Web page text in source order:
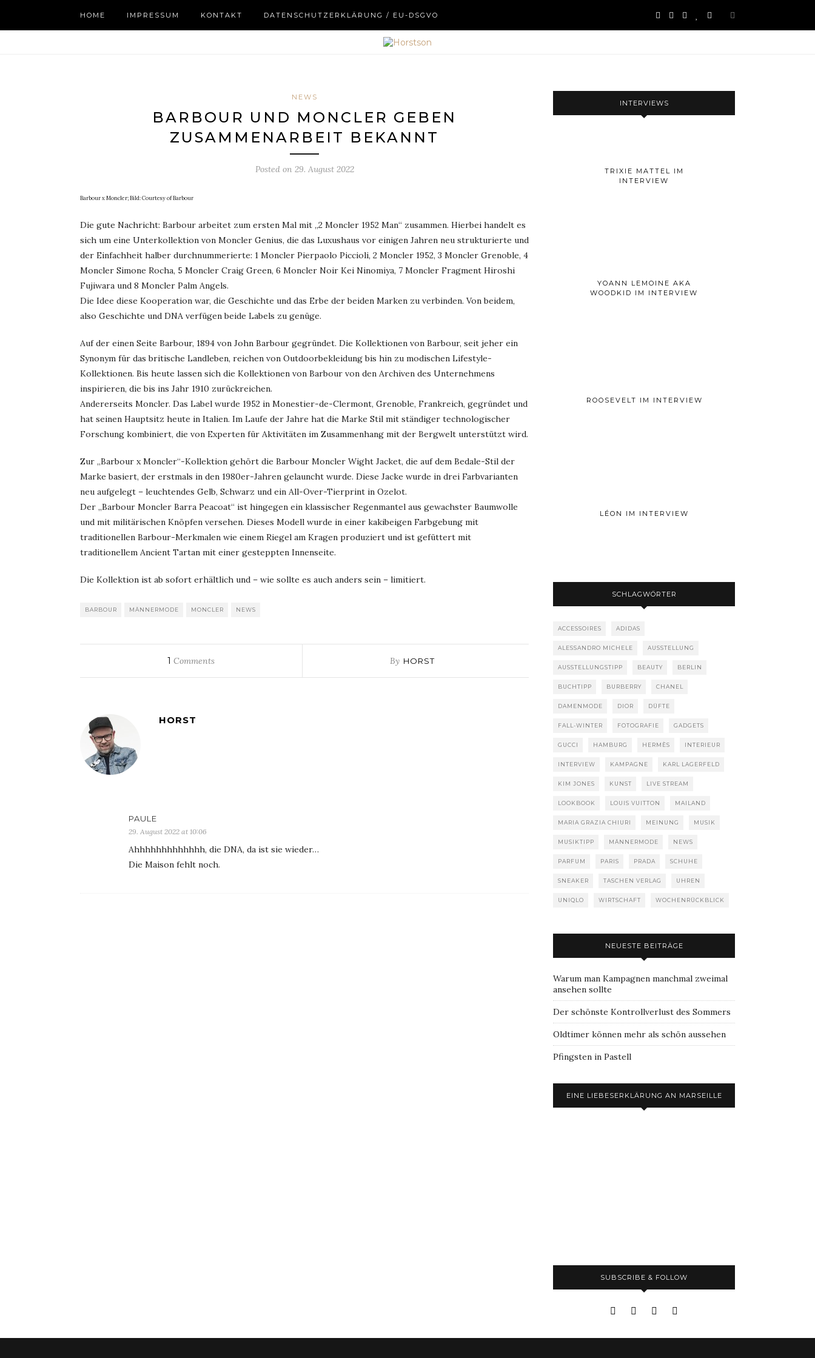
HOME IMPRESSUM KONTAKT DATENSCHUTZERKLÄRUNG / EU-DSGVO
NEWS
BARBOUR UND MONCLER GEBEN
ZUSAMMENARBEIT BEKANNT
Posted on 29. August 2022
Barbour x Moncler; Bild: Courtesy of Barbour
Die gute Nachricht: Barbour arbeitet zum ersten Mal mit „2 Moncler 1952 Man“ zusammen. Hierbei handelt es
sich um eine Unterkollektion von Moncler Genius, die das Luxushaus vor einigen Jahren neu strukturierte und
der Einfachheit halber durchnummerierte: 1 Moncler Pierpaolo Piccioli, 2 Moncler 1952, 3 Moncler Grenoble, 4
Moncler Simone Rocha, 5 Moncler Craig Green, 6 Moncler Noir Kei Ninomiya, 7 Moncler Fragment Hiroshi
Fujiwara und 8 Moncler Palm Angels.
Die Idee diese Kooperation war, die Geschichte und das Erbe der beiden Marken zu verbinden. Von beidem,
also Geschichte und DNA verfügen beide Labels zu genüge.
Auf der einen Seite Barbour, 1894 von John Barbour gegründet. Die Kollektionen von Barbour, seit jeher ein
Synonym für das britische Landleben, reichen von Outdoorbekleidung bis hin zu modischen Lifestyle-
Kollektionen. Bis heute lassen sich die Kollektionen von Barbour von den Archiven des Unternehmens
inspirieren, die bis ins Jahr 1910 zurückreichen.
Andererseits Moncler. Das Label wurde 1952 in Monestier-de-Clermont, Grenoble, Frankreich, gegründet und
hat seinen Hauptsitz heute in Italien. Im Laufe der Jahre hat die Marke Stil mit ständiger technologischer
Forschung kombiniert, die von Experten für Aktivitäten im Zusammenhang mit der Bergwelt unterstützt wird.
Zur „Barbour x Moncler“-Kollektion gehört die Barbour Moncler Wight Jacket, die auf dem Bedale-Stil der
Marke basiert, der erstmals in den 1980er-Jahren gelauncht wurde. Diese Jacke wurde in drei Farbvarianten
neu aufgelegt – leuchtendes Gelb, Schwarz und ein All-Over-Tierprint in Ozelot.
Der „Barbour Moncler Barra Peacoat“ ist hingegen ein klassischer Regenmantel aus gewachster Baumwolle
und mit militärischen Knöpfen versehen. Dieses Modell wurde in einer kakibeigen Farbgebung mit
traditionellen Barbour-Merkmalen wie einem Riegel am Kragen produziert und ist gefüttert mit
traditionellem Ancient Tartan mit einer gesteppten Innenseite.
Die Kollektion ist ab sofort erhältlich und – wie sollte es auch anders sein – limitiert.
BARBOUR MÄNNERMODE MONCLER NEWS
1 Comments By HORST
HORST
PAULE
29. August 2022 at 10:06
Ahhhhhhhhhhhhh, die DNA, da ist sie wieder…
Die Maison fehlt noch.
INTERVIEWS
TRIXIE MATTEL IM
INTERVIEW
YOANN LEMOINE AKA
WOODKID IM INTERVIEW
ROOSEVELT IM INTERVIEW
LÉON IM INTERVIEW
SCHLAGWÖRTER
ACCESSOIRES ADIDAS
ALESSANDRO MICHELE AUSSTELLUNG
AUSSTELLUNGSTIPP BEAUTY BERLIN
BUCHTIPP BURBERRY CHANEL
DAMENMODE DIOR DÜFTE
FALL-WINTER FOTOGRAFIE GADGETS
GUCCI HAMBURG HERMÈS INTERIEUR
INTERVIEW KAMPAGNE KARL LAGERFELD
KIM JONES KUNST LIVE STREAM
LOOKBOOK LOUIS VUITTON MAILAND
MARIA GRAZIA CHIURI MEINUNG MUSIK
MUSIKTIPP MÄNNERMODE NEWS
PARFUM PARIS PRADA SCHUHE
SNEAKER TASCHEN VERLAG UHREN
UNIQLO WIRTSCHAFT WOCHENRÜCKBLICK
NEUESTE BEITRÄGE
Warum man Kampagnen manchmal zweimal
ansehen sollte
Der schönste Kontrollverlust des Sommers
Oldtimer können mehr als schön aussehen
Pfingsten in Pastell
EINE LIEBESERKLÄRUNG AN MARSEILLE
SUBSCRIBE & FOLLOW